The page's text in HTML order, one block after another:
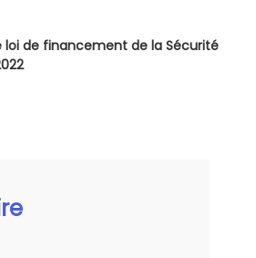
loi de financement de la Sécurité